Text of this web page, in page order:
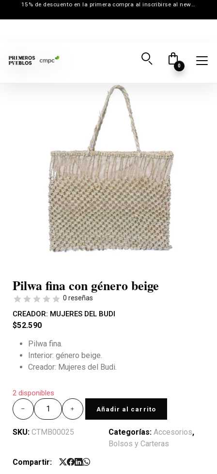
15% de descuento en la primera compra al inscribirse al newsletter
0
Pilwa fina con género beige
0 reseñas
CREADOR: MUJERES DEL BUDI
$52.590
Pilwa fina.
Interior: género beige.
Creador: Mujeres del Budi.
2 disponibles
Añadir al carrito
SKU: CTMB00025 Categorías: Accesorios,
Bolsos y Carteras
Compartir: